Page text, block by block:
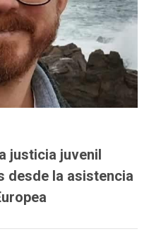
justicia juvenil
desde la asistencia